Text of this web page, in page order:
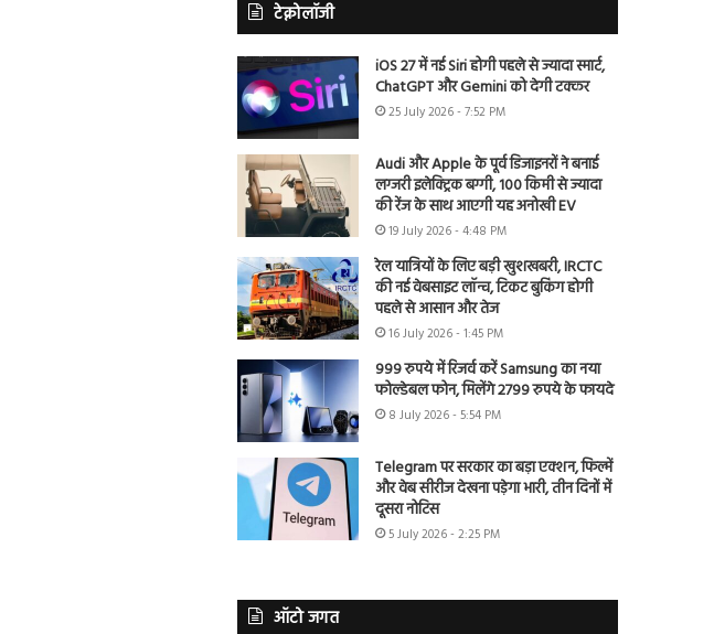
टेक्नोलॉजी
iOS 27 में नई Siri होगी पहले से ज्यादा स्मार्ट,
ChatGPT और Gemini को देगी टक्कर
25 July 2026 - 7:52 PM
Audi और Apple के पूर्व डिजाइनरों ने बनाई
लग्जरी इलेक्ट्रिक बग्गी, 100 किमी से ज्यादा
की रेंज के साथ आएगी यह अनोखी EV
19 July 2026 - 4:48 PM
रेल यात्रियों के लिए बड़ी खुशखबरी, IRCTC
की नई वेबसाइट लॉन्च, टिकट बुकिंग होगी
पहले से आसान और तेज
16 July 2026 - 1:45 PM
999 रुपये में रिजर्व करें Samsung का नया
फोल्डेबल फोन, मिलेंगे 2799 रुपये के फायदे
8 July 2026 - 5:54 PM
Telegram पर सरकार का बड़ा एक्शन, फिल्में
और वेब सीरीज देखना पड़ेगा भारी, तीन दिनों में
दूसरा नोटिस
5 July 2026 - 2:25 PM
ऑटो जगत